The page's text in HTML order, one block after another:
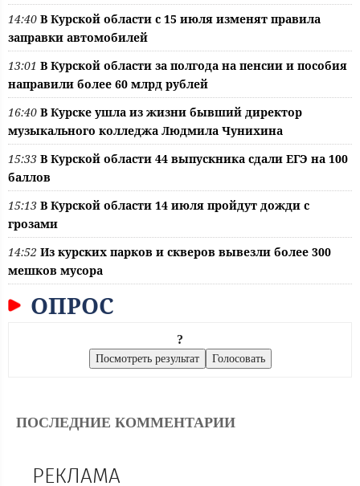
14:40 В Курской области с 15 июля изменят правила
заправки автомобилей
13:01 В Курской области за полгода на пенсии и пособия
направили более 60 млрд рублей
16:40 В Курске ушла из жизни бывший директор
музыкального колледжа Людмила Чунихина
15:33 В Курской области 44 выпускника сдали ЕГЭ на 100
баллов
15:13 В Курской области 14 июля пройдут дожди с
грозами
14:52 Из курских парков и скверов вывезли более 300
мешков мусора
ОПРОС
?
ПОСЛЕДНИЕ КОММЕНТАРИИ
РЕКЛАМА